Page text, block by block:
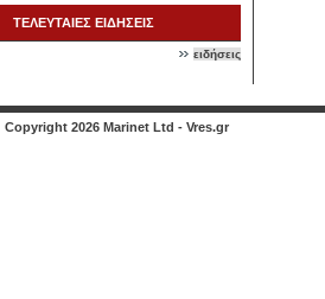
ΤΕΛΕΥΤΑΙΕΣ ΕΙΔΗΣΕΙΣ
ειδήσεις
Copyright 2026 Marinet Ltd - Vres.gr